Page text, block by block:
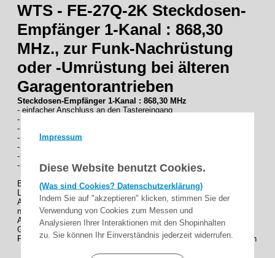
Impressum
Diese Website benutzt Cookies.
(Was sind Cookies? Datenschutzerklärung)
Indem Sie auf "akzeptieren" klicken, stimmen Sie der
Verwendung von Cookies zum Messen und
Analysieren Ihrer Interaktionen mit den Shopinhalten
zu. Sie können Ihr Einverständnis jederzeit widerrufen.
WTS - FE-27Q-2K Steckdosen-
Empfänger 1-Kanal : 868,30
MHz., zur Funk-Nachrüstung
oder -Umrüstung bei älteren
Garagentorantrieben
Steckdosen-Empfänger 1-Kanal : 868,30 MHz
- einfacher Anschluss an den Tastereingang
- von Garagentorantrieben über das 2-adrige
- Anschlusskabel (Länge ~ 1,25 m)
- mit integrierter Schutzkontakt-Steckdose für
- den Garagentorantrieb (Dauerspannung)
- sehr einfache Programmierung
- keine ext. Antenne erforderlich, da integriert
Betriebsspannung: 230 V + 10 %, 50 Hz.
Leistungsaufnahme: < 0,5 W (Ruhebetrieb/Standby)
Ausgang-1: Steckdose für Garagentorantrieb (Dauerspannung,
nicht geschaltet!), max. 500 VA, Sicherung intern (T3, 15A)
Ausgang-2: Relaisausgang, potentialfreier Schließer, max. 24V/1A
Gehäuse: ABS; Schutzart: IP 20; Maße (LxBxH): 96x64x49 mm
Frequenz: 868,30 MHz. AM; Anzahl Sender: max. 13 Codes/Tasten